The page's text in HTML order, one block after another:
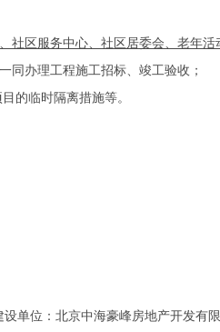
社区服务中心、社区居委会、老年活
同办理工程施工招标、竣工验收；
的临时隔离措施等。
设单位：北京中海豪峰房地产开发有